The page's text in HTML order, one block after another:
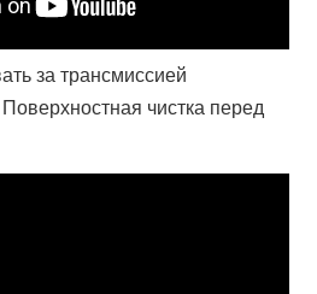
за трансмиссией
чистка перед